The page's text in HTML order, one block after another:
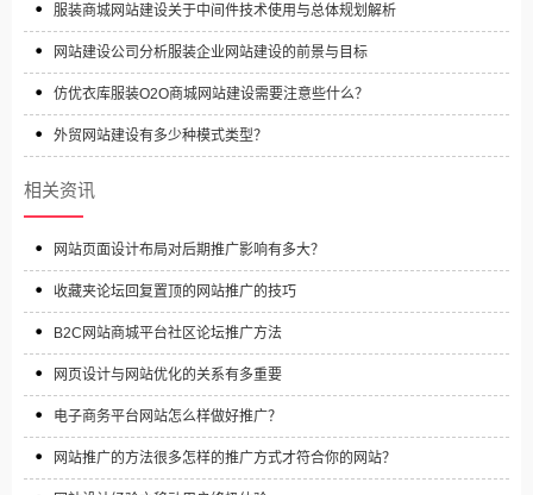
服装商城网站建设关于中间件技术使用与总体规划解析
网站建设公司分析服装企业网站建设的前景与目标
仿优衣库服装O2O商城网站建设需要注意些什么？
外贸网站建设有多少种模式类型？
相关资讯
网站页面设计布局对后期推广影响有多大？
收藏夹论坛回复置顶的网站推广的技巧
B2C网站商城平台社区论坛推广方法
网页设计与网站优化的关系有多重要
电子商务平台网站怎么样做好推广？
网站推广的方法很多怎样的推广方式才符合你的网站？